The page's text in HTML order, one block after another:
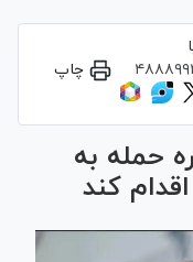
چاپ
حمله به
کند